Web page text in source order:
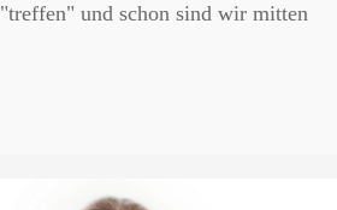
und schon sind wir mitten